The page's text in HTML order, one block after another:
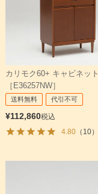
カリモク60+ キャビネット
［E36257NW］
送料無料 代引不可
¥112,860税込
4.80（10）